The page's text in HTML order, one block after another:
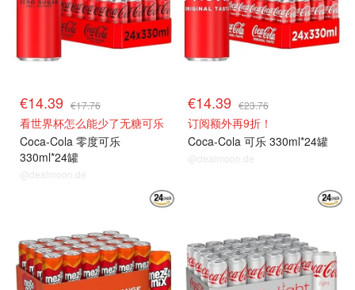
€14.39 €17.76
看世界杯怎么能少了无糖可乐
Coca-Cola 零度可乐
330ml*24罐
@dealmoon.de
€14.39 €23.76
订阅额外再9折！
Coca-Cola 可乐 330ml*24罐
@dealmoon.de